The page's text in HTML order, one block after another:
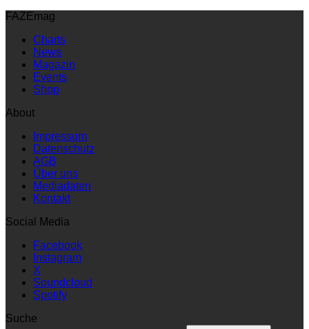
FAZEmag
Charts
News
Magazin
Events
Shop
About
Impressum
Datenschutz
AGB
Über uns
Mediadaten
Kontakt
Social Media
Facebook
Instagram
X
Soundcloud
Spotify
Suche